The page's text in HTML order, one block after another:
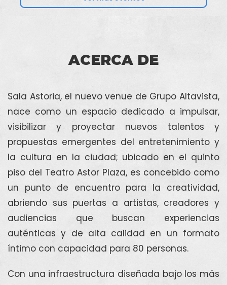
ACERCA DE
Sala Astoria, el nuevo venue de Grupo Altavista,
nace como un espacio dedicado a impulsar,
visibilizar y proyectar nuevos talentos y
propuestas emergentes del entretenimiento y
la cultura en la ciudad; ubicado en el quinto
piso del Teatro Astor Plaza, es concebido como
un punto de encuentro para la creatividad,
abriendo sus puertas a artistas, creadores y
audiencias que buscan experiencias
auténticas y de alta calidad en un formato
íntimo con capacidad para 80 personas.
Con una infraestructura diseñada bajo los más